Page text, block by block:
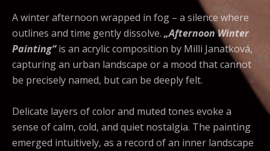
A winter afternoon wrapped in fog – a silence where
outlines and time gently dissolve. „Afternoon Winter
Painting“is an acrylic composition by Milli Janatková,
capturing an urban landscape or a mood that cannot
be precisely named, but can be deeply felt.
Delicate layers of color and muted tones evoke a
sense of calm, cold, and quiet nostalgia. The painting
emerged intuitively, as a record of an inner landscape